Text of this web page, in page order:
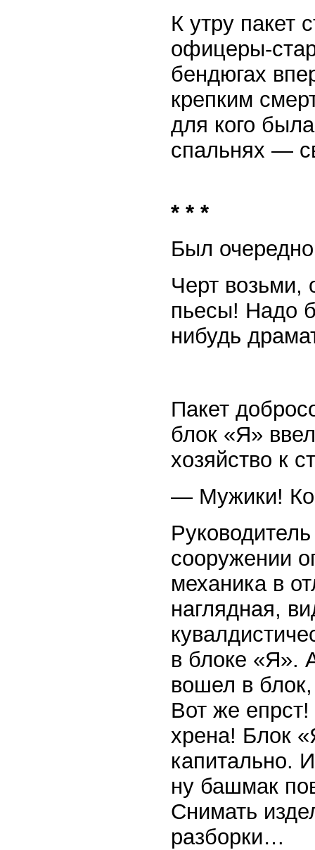
К утру пакет
офицеры-
бендюгах
крепким
для кого
спальнях —
* * *
Был
Черт возьми,
пьесы! Надо
нибудь
Пакет
блок «Я»
хозяйство к
— Мужики!
сооружении
механика в
наглядная,
в блоке «Я».
вошел в
Вот же
хрена! Блок
капитально.
ну башмак
Снимать
разборки…